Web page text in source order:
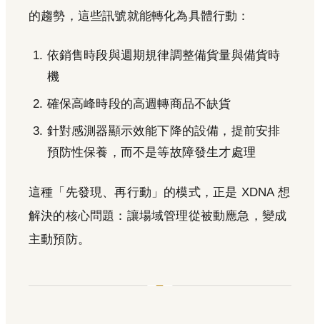
的趨勢，這些訊號就能轉化為具體行動：
依銷售時段與週期規律調整備貨量與備貨時
機
確保高峰時段的高週轉商品不缺貨
針對感測器顯示效能下降的設備，提前安排
預防性保養，而不是等故障發生才處理
這種「先發現、再行動」的模式，正是 XDNA 想
解決的核心問題：讓場域管理從被動應急，變成
主動預防。